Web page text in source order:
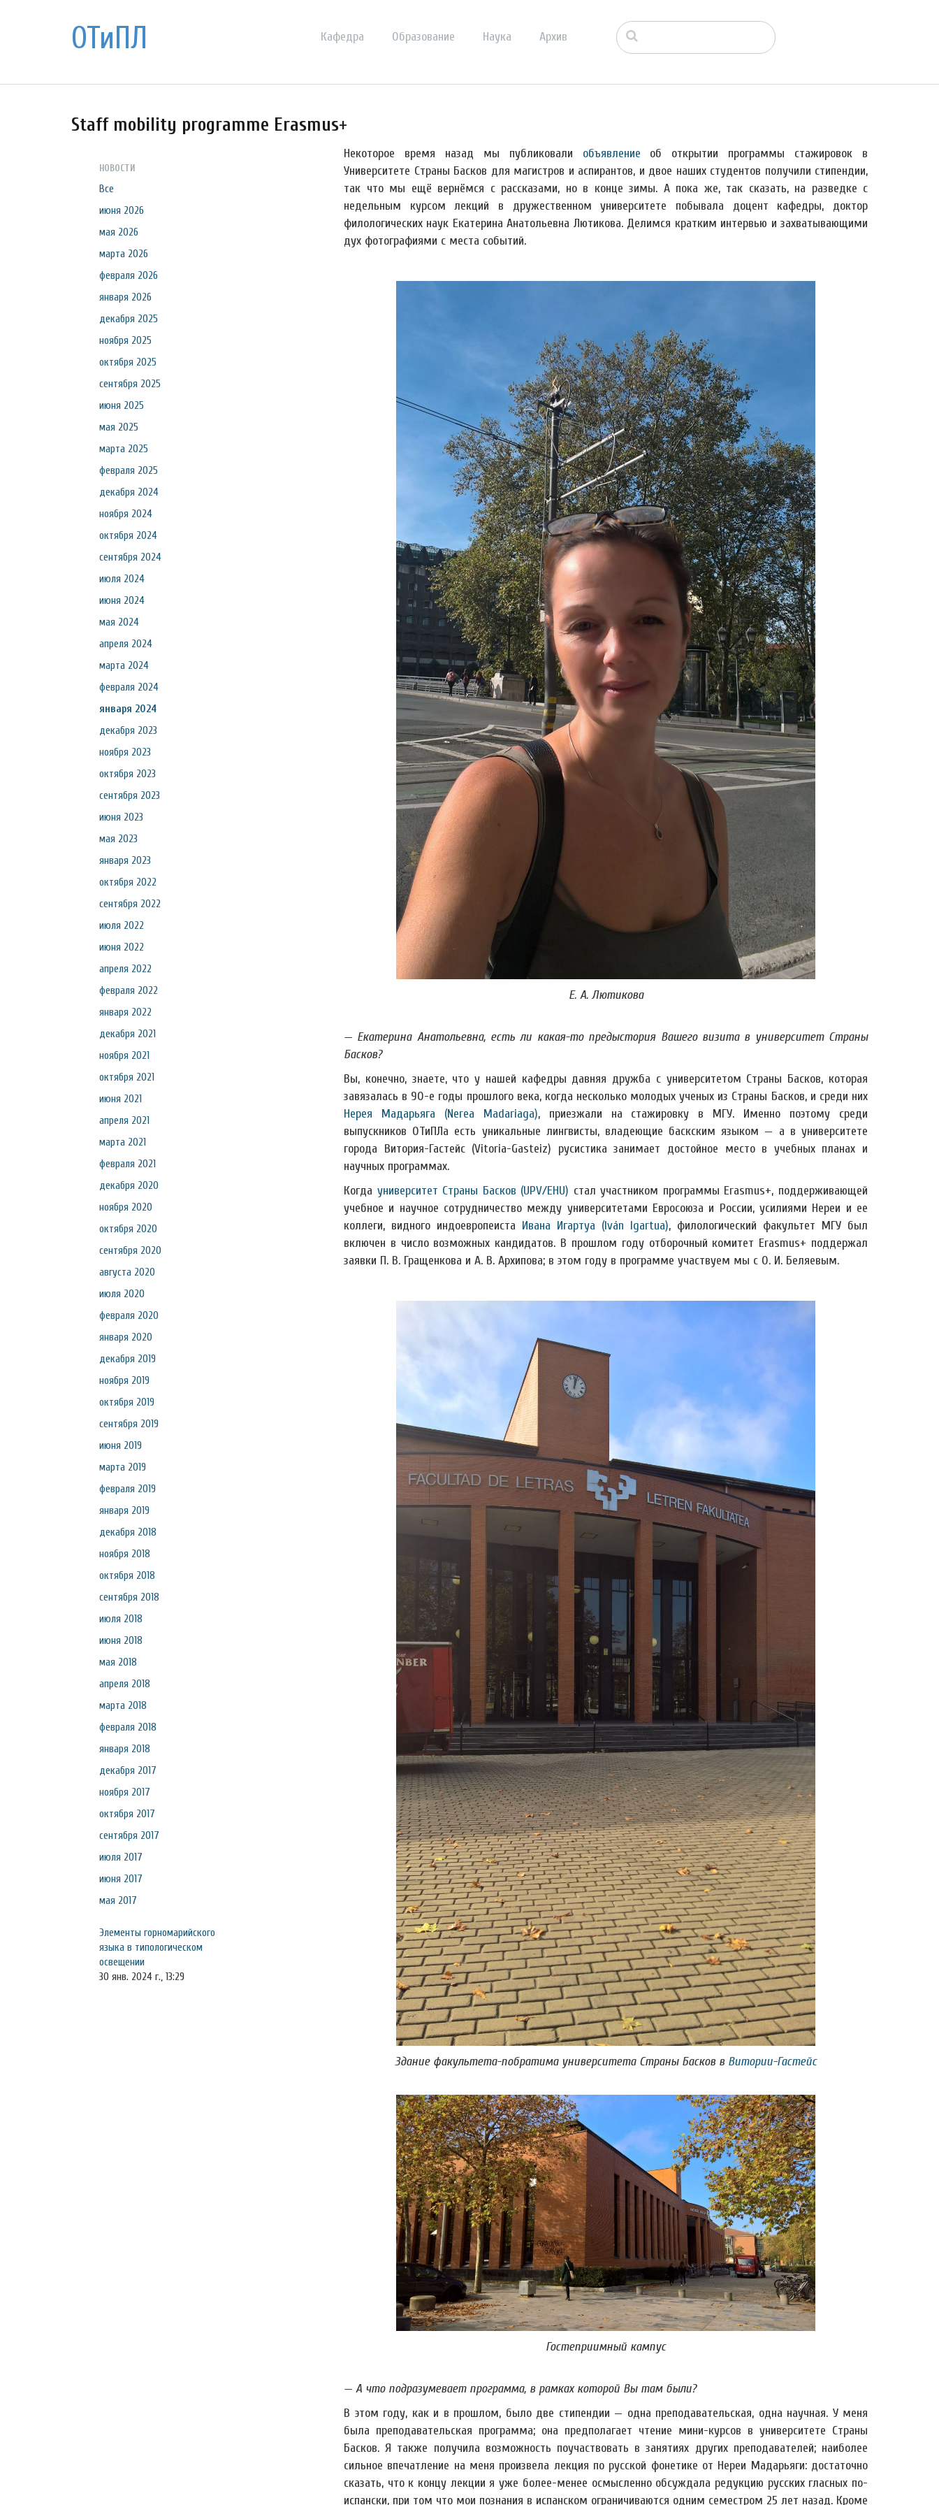
ОТиПЛ Кафедра Образование Наука Архив
Staff mobility programme Erasmus+
НОВОСТИ
Все
июня 2026
мая 2026
марта 2026
февраля 2026
января 2026
декабря 2025
ноября 2025
октября 2025
сентября 2025
июня 2025
мая 2025
марта 2025
февраля 2025
декабря 2024
ноября 2024
октября 2024
сентября 2024
июля 2024
июня 2024
мая 2024
апреля 2024
марта 2024
февраля 2024
января 2024
декабря 2023
ноября 2023
октября 2023
сентября 2023
июня 2023
мая 2023
января 2023
октября 2022
сентября 2022
июля 2022
июня 2022
апреля 2022
февраля 2022
января 2022
декабря 2021
ноября 2021
октября 2021
июня 2021
апреля 2021
марта 2021
февраля 2021
декабря 2020
ноября 2020
октября 2020
сентября 2020
августа 2020
июля 2020
февраля 2020
января 2020
декабря 2019
ноября 2019
октября 2019
сентября 2019
июня 2019
марта 2019
февраля 2019
января 2019
декабря 2018
ноября 2018
октября 2018
сентября 2018
июля 2018
июня 2018
мая 2018
апреля 2018
марта 2018
февраля 2018
января 2018
декабря 2017
ноября 2017
октября 2017
сентября 2017
июля 2017
июня 2017
мая 2017
Элементы горномарийского
языка в типологическом
освещении
30 янв. 2024 г., 13:29
Некоторое время назад мы публиковали объявление об открытии программы стажировок в
Университете Страны Басков для магистров и аспирантов, и двое наших студентов получили стипендии,
так что мы ещё вернёмся с рассказами, но в конце зимы. А пока же, так сказать, на разведке с
недельным курсом лекций в дружественном университете побывала доцент кафедры, доктор
филологических наук Екатерина Анатольевна Лютикова. Делимся кратким интервью и захватывающими
дух фотографиями с места событий.
Е. А. Лютикова
— Екатерина Анатольевна, есть ли какая-то предыстория Вашего визита в университет Страны
Басков?
Вы, конечно, знаете, что у нашей кафедры давняя дружба с университетом Страны Басков, которая
завязалась в 90-е годы прошлого века, когда несколько молодых ученых из Страны Басков, и среди них
Нерея Мадарьяга (Nerea Madariaga), приезжали на стажировку в МГУ. Именно поэтому среди
выпускников ОТиПЛа есть уникальные лингвисты, владеющие баскским языком — а в университете
города Витория-Гастейс (Vitoria-Gasteiz) русистика занимает достойное место в учебных планах и
научных программах.
Когда университет Страны Басков (UPV/EHU) стал участником программы Erasmus+, поддерживающей
учебное и научное сотрудничество между университетами Евросоюза и России, усилиями Нереи и ее
коллеги, видного индоевропеиста Ивана Игартуа (Iván Igartua), филологический факультет МГУ был
включен в число возможных кандидатов. В прошлом году отборочный комитет Erasmus+ поддержал
заявки П. В. Гращенкова и А. В. Архипова; в этом году в программе участвуем мы с О. И. Беляевым.
Здание факультета-побратима университета Страны Басков в Витории-Гастейс
Гостеприимный кампус
— А что подразумевает программа, в рамках которой Вы там были?
В этом году, как и в прошлом, было две стипендии — одна преподавательская, одна научная. У меня
была преподавательская программа; она предполагает чтение мини-курсов в университете Страны
Басков. Я также получила возможность поучаствовать в занятиях других преподавателей; наиболее
сильное впечатление на меня произвела лекция по русской фонетике от Нереи Мадарьяги: достаточно
сказать, что к концу лекции я уже более-менее осмысленно обсуждала редукцию русских гласных по-
испански, при том что мои познания в испанском ограничиваются одним семестром 25 лет назад. Кроме